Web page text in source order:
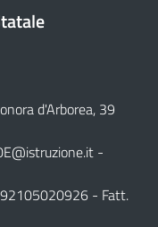
d'Arborea, 39
-
92105020926 - Fatt.